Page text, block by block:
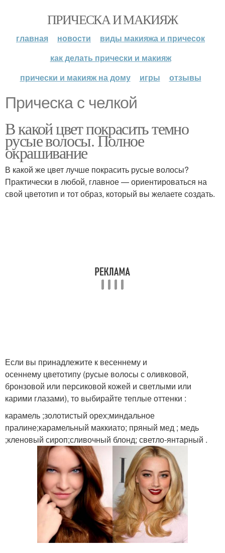
ПРИЧЕСКА И МАКИЯЖ
главная новости
виды макияжа и причесок
как делать прически и макияж
прически и макияж на дому
игры отзывы
Прическа с челкой
В какой цвет покрасить темно
русые волосы. Полное
окрашивание
В какой же цвет лучше покрасить русые волосы?
Практически в любой, главное — ориентироваться на
свой цветотип и тот образ, который вы желаете создать.
Если вы принадлежите к весеннему и
осеннему цветотипу (русые волосы с оливковой,
бронзовой или персиковой кожей и светлыми или
карими глазами), то выбирайте теплые оттенки :
карамель ;золотистый орех;миндальное
пралине;карамельный маккиато; пряный мед ; медь
;кленовый сироп;сливочный блонд; светло-янтарный .